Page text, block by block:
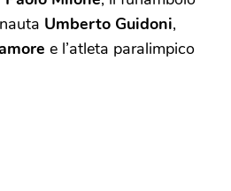
Umberto Guidoni,
e l’atleta paralimpico